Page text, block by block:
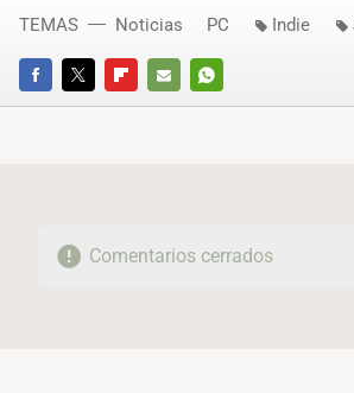
FACEBOOKTWITTERFLIPBOARD
E-
WHATSAPP
TEMAS Noticias PC Indie
Comentarios cerrados